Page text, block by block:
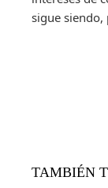
sigue siendo,
TAMBIÉN